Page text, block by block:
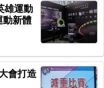
雄運動
動新體
會打造